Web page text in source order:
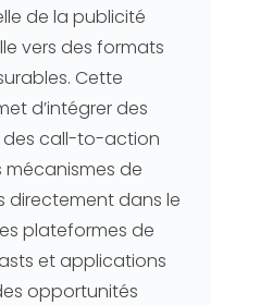
de la publicité
vers des formats
Cette
d’intégrer des
des call-to-action
de
directement dans le
plateformes de
et applications
opportunités